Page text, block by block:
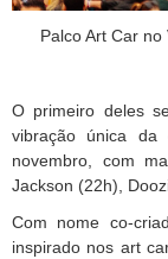
Palco Art Car
O primeiro deles
vibração única
novembro, com
Jackson (22h),
Com nome co-
inspirado nos art